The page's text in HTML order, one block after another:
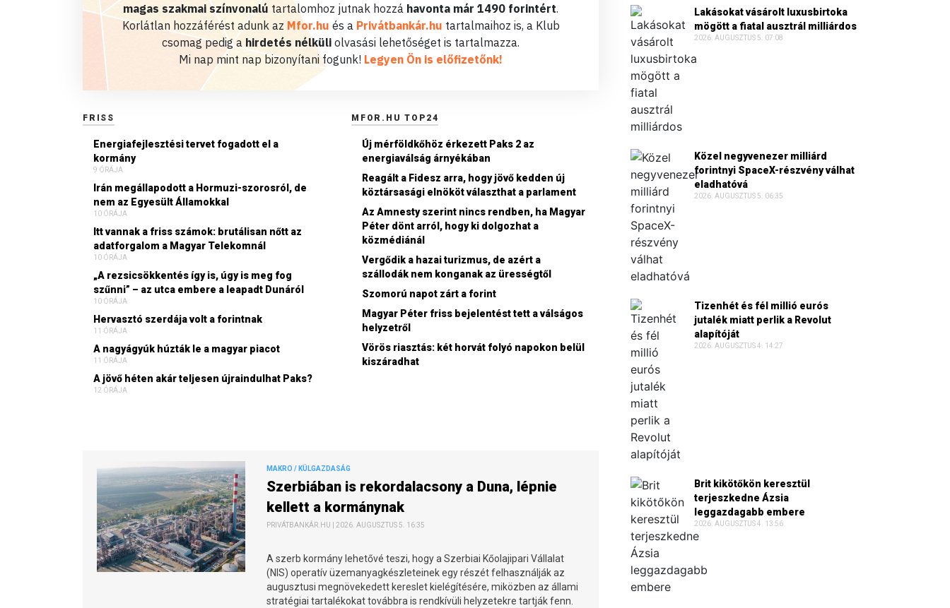
magas szakmai színvonalú tartalomhoz jutnak hozzá havonta már 1490 forintért.
Korlátlan hozzáférést adunk az Mfor.hu és a Privátbankár.hu tartalmaihoz is, a Klub
csomag pedig a hirdetés nélküli olvasási lehetőséget is tartalmazza.
Mi nap mint nap bizonyítani fogunk! Legyen Ön is előfizetőnk!
FRISS
Energiafejlesztési tervet fogadott el a
kormány
9 ÓRÁJA
Irán megállapodott a Hormuzi-szorosról, de
nem az Egyesült Államokkal
10 ÓRÁJA
Itt vannak a friss számok: brutálisan nőtt az
adatforgalom a Magyar Telekomnál
10 ÓRÁJA
„A rezsicsökkentés így is, úgy is meg fog
szűnni” – az utca embere a leapadt Dunáról
10 ÓRÁJA
Hervasztó szerdája volt a forintnak
11 ÓRÁJA
A nagyágyúk húzták le a magyar piacot
11 ÓRÁJA
A jövő héten akár teljesen újraindulhat Paks?
12 ÓRÁJA
MFOR.HU TOP24
Új mérföldkőhöz érkezett Paks 2 az
energiaválság árnyékában
Reagált a Fidesz arra, hogy jövő kedden új
köztársasági elnököt választhat a parlament
Az Amnesty szerint nincs rendben, ha Magyar
Péter dönt arról, hogy ki dolgozhat a
közmédiánál
Vergődik a hazai turizmus, de azért a
szállodák nem konganak az ürességtől
Szomorú napot zárt a forint
Magyar Péter friss bejelentést tett a válságos
helyzetről
Vörös riasztás: két horvát folyó napokon belül
kiszáradhat
MAKRO / KÜLGAZDASÁG
Szerbiában is rekordalacsony a Duna, lépnie
kellett a kormánynak
PRIVÁTBANKÁR.HU | 2026. AUGUSZTUS 5. 16:35
A szerb kormány lehetővé teszi, hogy a Szerbiai Kőolajipari Vállalat
(NIS) operatív üzemanyagkészleteinek egy részét felhasználják az
augusztusi megnövekedett kereslet kielégítésére, miközben az állami
stratégiai tartalékokat továbbra is rendkívüli helyzetekre tartják fenn.
Lakásokat vásárolt luxusbirtoka
mögött a fiatal ausztrál milliárdos
2026. AUGUSZTUS 5. 07:08
Közel negyvenezer milliárd
forintnyi SpaceX-részvény válhat
eladhatóvá
2026. AUGUSZTUS 5. 06:35
Tizenhét és fél millió eurós
jutalék miatt perlik a Revolut
alapítóját
2026. AUGUSZTUS 4. 14:27
Brit kikötőkön keresztül
terjeszkedne Ázsia
leggazdagabb embere
2026. AUGUSZTUS 4. 13:56